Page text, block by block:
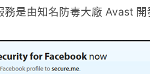
務是由知名防毒大廠 Avast